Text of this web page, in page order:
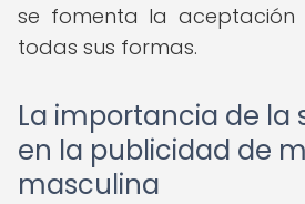
se fomenta la aceptación
todas sus formas.
La importancia de la
en la publicidad de
masculina